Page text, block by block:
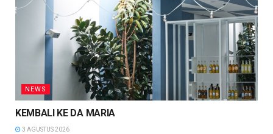
NEWS
KEMBALI KE DA MARIA
3 AGUSTUS 2026